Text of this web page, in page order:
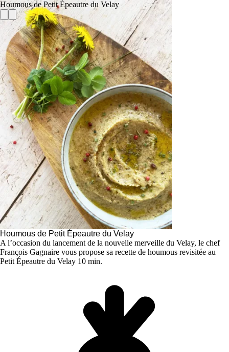
Houmous de Petit Épeautre du Velay
Houmous de Petit Épeautre du Velay
A l’occasion du lancement de la nouvelle merveille du Velay, le chef
François Gagnaire vous propose sa recette de houmous revisitée au
Petit Épeautre du Velay 10 min.